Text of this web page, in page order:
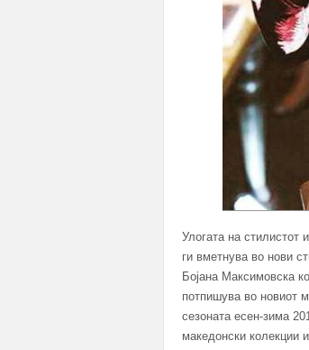
Улогата на стилистот
ги вметнува во нови
Бојана Максимовска
потпишува во новиот
сезоната есен-зима
македонски колекции